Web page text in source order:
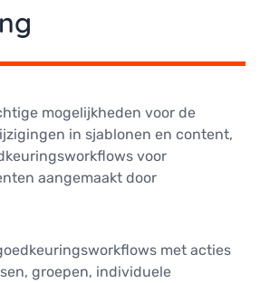
mogelijkheden voor de
in sjablonen en content,
voor
aangemaakt door
met acties
groepen, individuele